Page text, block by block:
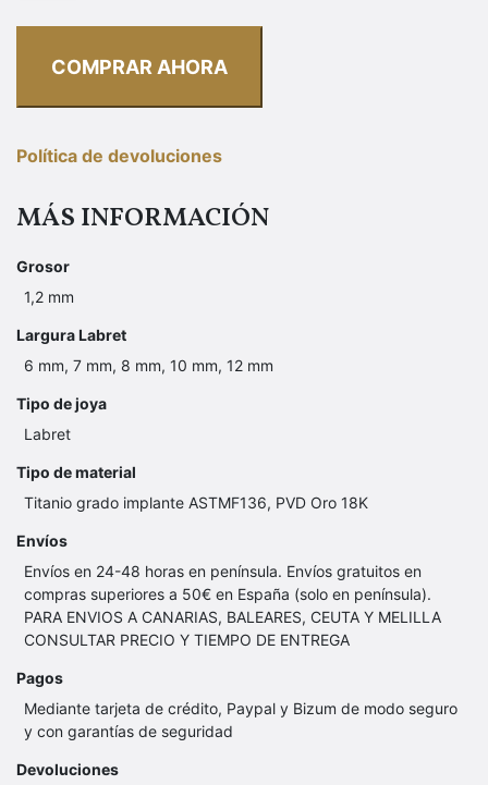
Oro
COMPRAR AHORA
Política de devoluciones
MÁS INFORMACIÓN
Grosor
1,2 mm
Largura Labret
6 mm, 7 mm, 8 mm, 10 mm, 12 mm
Tipo de joya
Labret
Tipo de material
Titanio grado implante ASTMF136, PVD Oro 18K
Envíos
Envíos en 24-48 horas en península. Envíos gratuitos en
compras superiores a 50€ en España (solo en península).
PARA ENVIOS A CANARIAS, BALEARES, CEUTA Y MELILLA
CONSULTAR PRECIO Y TIEMPO DE ENTREGA
Pagos
Mediante tarjeta de crédito, Paypal y Bizum de modo seguro
y con garantías de seguridad
Devoluciones